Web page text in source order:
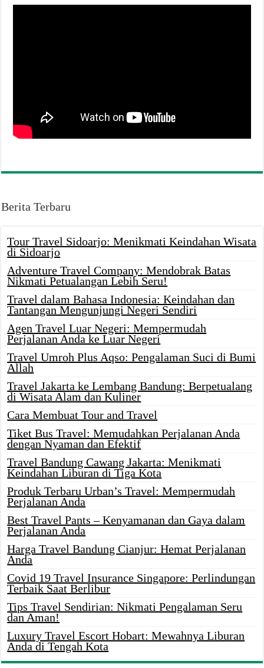
Berita Terbaru
Tour Travel Sidoarjo: Menikmati Keindahan Wisata
di Sidoarjo
Adventure Travel Company: Mendobrak Batas
Nikmati Petualangan Lebih Seru!
Travel dalam Bahasa Indonesia: Keindahan dan
Tantangan Mengunjungi Negeri Sendiri
Agen Travel Luar Negeri: Mempermudah
Perjalanan Anda ke Luar Negeri
Travel Umroh Plus Aqso: Pengalaman Suci di Bumi
Allah
Travel Jakarta ke Lembang Bandung: Berpetualang
di Wisata Alam dan Kuliner
Cara Membuat Tour and Travel
Tiket Bus Travel: Memudahkan Perjalanan Anda
dengan Nyaman dan Efektif
Travel Bandung Cawang Jakarta: Menikmati
Keindahan Liburan di Tiga Kota
Produk Terbaru Urban’s Travel: Mempermudah
Perjalanan Anda
Best Travel Pants – Kenyamanan dan Gaya dalam
Perjalanan Anda
Harga Travel Bandung Cianjur: Hemat Perjalanan
Anda
Covid 19 Travel Insurance Singapore: Perlindungan
Terbaik Saat Berlibur
Tips Travel Sendirian: Nikmati Pengalaman Seru
dan Aman!
Luxury Travel Escort Hobart: Mewahnya Liburan
Anda di Tengah Kota